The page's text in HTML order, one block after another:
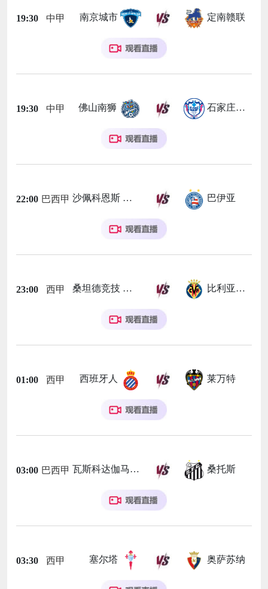
19:30 中甲 南京城市 定南赣联
19:30 中甲 佛山南狮 石家庄功夫
22:00 巴西甲 沙佩科恩斯 巴伊亚
23:00 西甲 桑坦德竞技 比利亚雷亚尔
01:00 西甲 西班牙人 莱万特
03:00 巴西甲 瓦斯科达伽马 桑托斯
03:30 西甲 塞尔塔 奥萨苏纳